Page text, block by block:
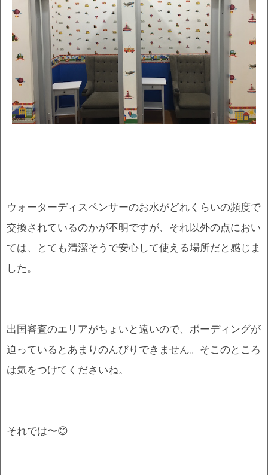
ウォーターディスペンサーのお水がどれくらいの頻度で
交換されているのかが不明ですが、それ以外の点におい
ては、とても清潔そうで安心して使える場所だと感じま
した。
出国審査のエリアがちょいと遠いので、ボーディングが
迫っているとあまりのんびりできません。そこのところ
は気をつけてくださいね。
それでは〜😊